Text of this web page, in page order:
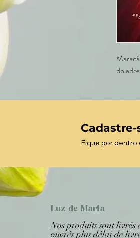
do
Fique por
Luz de Maria
Nos produits sont livrés
ouvrés plus délai de